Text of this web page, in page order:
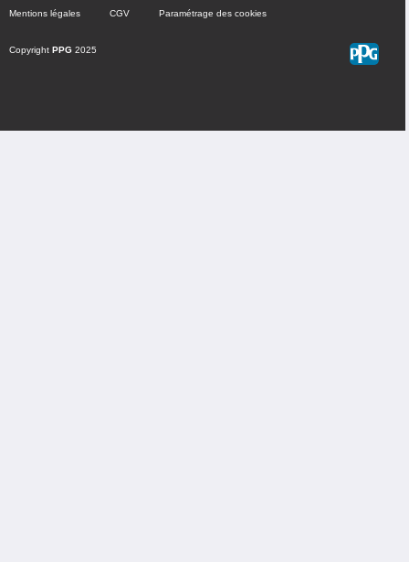
Mentions légales CGV Paramétrage des cookies
Copyright PPG 2025